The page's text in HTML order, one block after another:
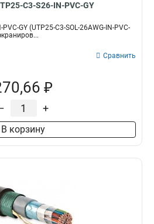
C3-S26-IN-PVC-GY
GY (UTP25-C3-SOL-26AWG-IN-PVC-
Сравнить
₽
+
В корзину